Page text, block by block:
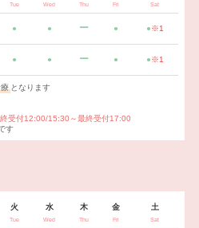
Tue Wed Thu Fri Sat
● ● ー ● ●※1
● ● ー ● ●※1
となります
受付12:00/15:30～最終受付17:00
す
火
Tue
水
Wed
木
Thu
金
Fri
土
Sat